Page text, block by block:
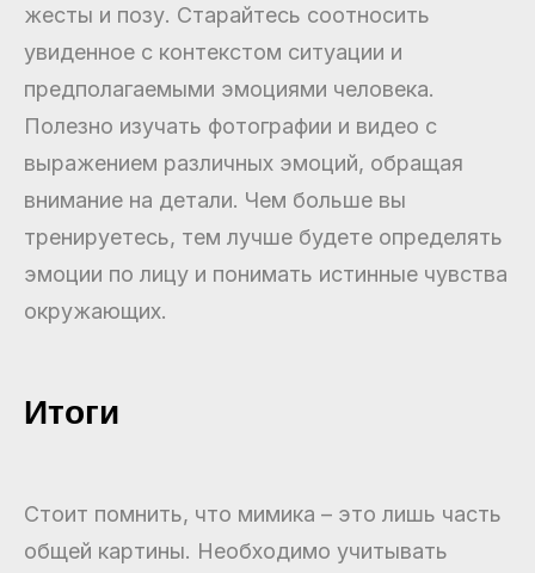
жесты и позу. Старайтесь соотносить
увиденное с контекстом ситуации и
предполагаемыми эмоциями человека.
Полезно изучать фотографии и видео с
выражением различных эмоций, обращая
внимание на детали. Чем больше вы
тренируетесь, тем лучше будете определять
эмоции по лицу и понимать истинные чувства
окружающих.
Итоги
Стоит помнить, что мимика – это лишь часть
общей картины. Необходимо учитывать